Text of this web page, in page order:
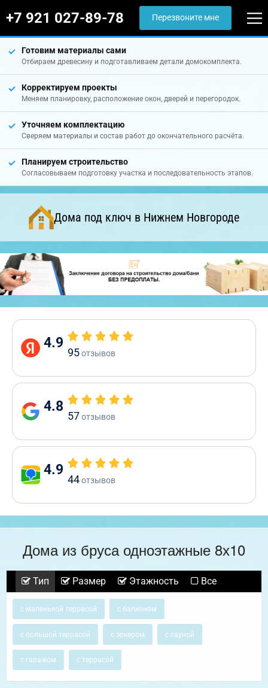
+7 921 027-89-78 Перезвоните мне
Готовим материалы сами
Отбираем древесину и подготавливаем детали домокомплекта.
Корректируем проекты
Меняем планировку, расположение окон, дверей и перегородок.
Уточняем комплектацию
Сверяем материалы и состав работ до окончательного расчёта.
Планируем строительство
Согласовываем подготовку участка и последовательность этапов.
Дома под ключ в Нижнем Новгороде
4.9
95отзывов
4.8
57отзывов
4.9
44отзывов
Дома из бруса одноэтажные 8х10
Тип Размер Этажность Все
с маленькой террасой с балконом
с большой террасой с эркером с сауной
с гаражом с террасой